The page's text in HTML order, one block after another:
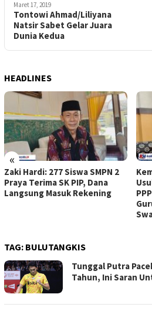
Maret 17, 2019
Tontowi Ahmad/Liliyana
Natsir Sabet Gelar Juara
Dunia Kedua
HEADLINES
«
Zaki Hardi: 277 Siswa SMPN 2
Praya Terima SK PIP, Dana
Langsung Masuk Rekening
TAG: BULUTANGKIS
Tunggal Putra
Tahun, Ini Saran